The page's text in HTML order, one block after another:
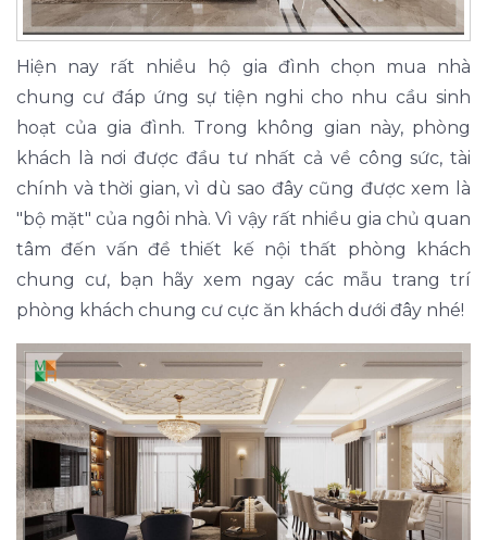
Hiện nay rất nhiều hộ gia đình chọn mua nhà
chung cư đáp ứng sự tiện nghi cho nhu cầu sinh
hoạt của gia đình. Trong không gian này, phòng
khách là nơi được đầu tư nhất cả về công sức, tài
chính và thời gian, vì dù sao đây cũng được xem là
"bộ mặt" của ngôi nhà. Vì vậy rất nhiều gia chủ quan
tâm đến vấn đề thiết kế nội thất phòng khách
chung cư, bạn hãy xem ngay các mẫu trang trí
phòng khách chung cư cực ăn khách dưới đây nhé!